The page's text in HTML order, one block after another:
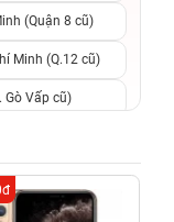
(Quận 8 cũ)
Minh (Q.12 cũ)
Gò Vấp cũ)
Tân Phú cũ)
(Q.9 TP. Thủ